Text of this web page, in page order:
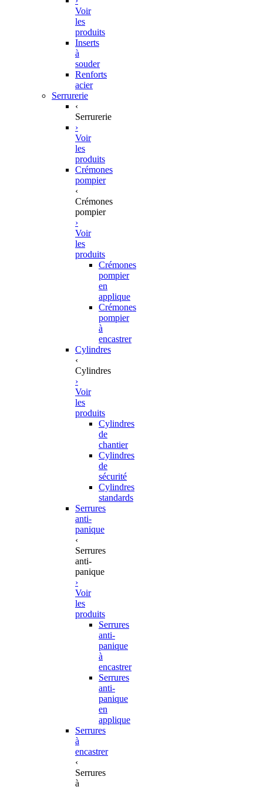
Voir
les
produits
Inserts
à
souder
Renforts
acier
Serrurerie
‹
Serrurerie
›
Voir
les
produits
Crémones
pompier
‹
Crémones
pompier
›
Voir
les
produits
Crémones
pompier
en
applique
Crémones
pompier
à
encastrer
Cylindres
‹
Cylindres
›
Voir
les
produits
Cylindres
de
chantier
Cylindres
de
sécurité
Cylindres
standards
Serrures
anti-
panique
‹
Serrures
anti-
panique
›
Voir
les
produits
Serrures
anti-
panique
à
encastrer
Serrures
anti-
panique
en
applique
Serrures
à
encastrer
‹
Serrures
à